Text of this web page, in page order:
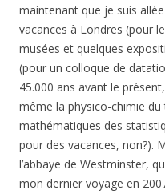
maintenant que je suis
vacances à Londres (pour
musées et quelques
(pour un colloque de
45.000 ans avant le
même la physico-chimie
mathématiques des
pour des vacances, non?).
l’abbaye de Westminster,
mon dernier voyage en